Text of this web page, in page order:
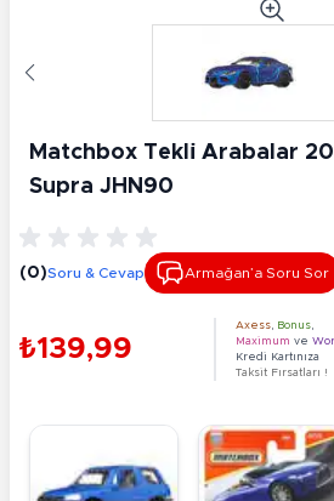
Matchbox Tekli̇ Arabalar
Supra JHN90
(0)Soru & Cevap Armağan’a Soru Sor
₺139,99
Axess Bonus
Maximum ve
Kredi Kartınıza
Taksit Fırsatları !